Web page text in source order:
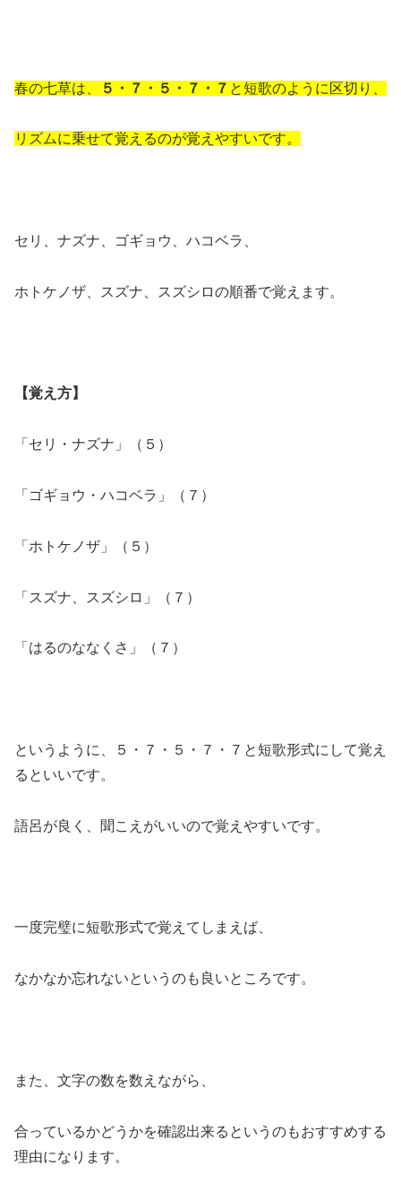
春の七草は、 ５・７・５・７・７ と短歌のように区切り、
リズムに乗せて覚えるのが覚えやすいです。
セリ、ナズナ、ゴギョウ、ハコベラ、
ホトケノザ、スズナ、スズシロの順番で覚えます。
【覚え方】
「セリ・ナズナ」（５）
「ゴギョウ・ハコベラ」（７）
「ホトケノザ」（５）
「スズナ、スズシロ」（７）
「はるのななくさ」（７）
というように、５・７・５・７・７と短歌形式にして覚え
るといいです。
語呂が良く、聞こえがいいので覚えやすいです。
一度完璧に短歌形式で覚えてしまえば、
なかなか忘れないというのも良いところです。
また、文字の数を数えながら、
合っているかどうかを確認出来るというのもおすすめする
理由になります。